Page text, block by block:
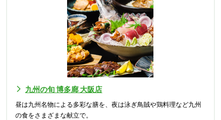
九州の旬 博多廊 大阪店
昼は九州名物による多彩な膳を、夜は泳ぎ鳥賊や鶏料理など九州
の食をさまざまな献立で。